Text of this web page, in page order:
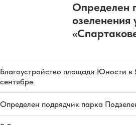
Определен
озеленения
Благоустройство площади Юности в
сентябре
Определен подрядчик парка